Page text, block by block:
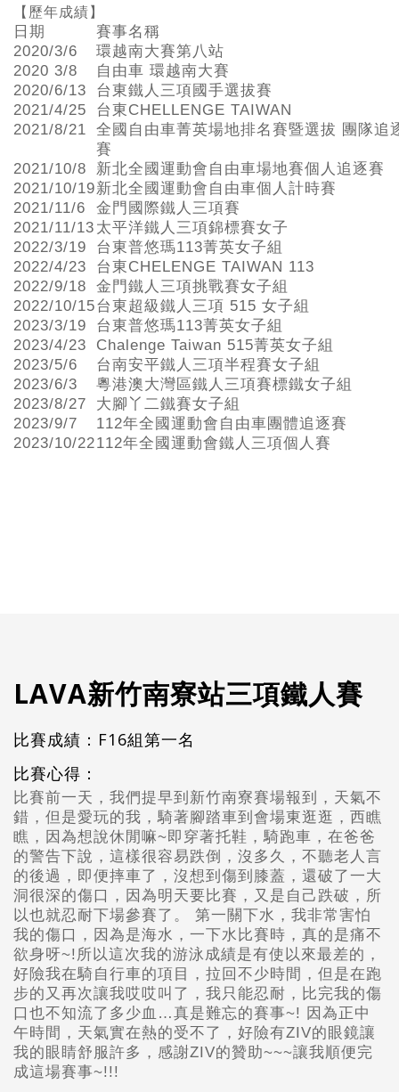
【歷年成績】
日期
賽事名稱
2020/3/6
環越南大賽第八站
2020 3/8
自由車 環越南大賽
2020/6/13
台東鐵人三項國手選拔賽
2021/4/25
台東CHELLENGE TAIWAN
2021/8/21
全國自由車菁英場地排名賽暨選拔 團隊追
賽
2021/10/8
新北全國運動會自由車場地賽個人追逐賽
2021/10/19新北全國運動會自由車個人計時賽
2021/11/6
金門國際鐵人三項賽
2021/11/13 太平洋鐵人三項錦標賽女子
2022/3/19
台東普悠瑪113菁英女子組
2022/4/23
台東CHELENGE TAIWAN 113
2022/9/18
金門鐵人三項挑戰賽女子組
2022/10/15台東超級鐵人三項 515 女子組
2023/3/19
台東普悠瑪113菁英女子組
2023/4/23
Chalenge Taiwan 515菁英女子組
2023/5/6
台南安平鐵人三項半程賽女子組
2023/6/3
粵港澳大灣區鐵人三項賽標鐵女子組
2023/8/27
大腳丫二鐵賽女子組
2023/9/7
112年全國運動會自由車團體追逐賽
2023/10/22112年全國運動會鐵人三項個人賽
LAVA新竹南寮站三項鐵人賽
比賽成績：F16組第一名
比賽心得：
比賽前一天，我們提早到新竹南寮賽場報到，天氣不
錯，但是愛玩的我，騎著腳踏車到會場東逛逛，西瞧
瞧，因為想說休閒嘛~即穿著托鞋，騎跑車，在爸爸
的警告下說，這樣很容易跌倒，沒多久，不聽老人言
的後過，即便摔車了，沒想到傷到膝蓋，還破了一大
洞很深的傷口，因為明天要比賽，又是自己跌破，所
以也就忍耐下場參賽了。 第一關下水，我非常害怕
我的傷口，因為是海水，一下水比賽時，真的是痛不
欲身呀~!所以這次我的游泳成績是有使以來最差的，
好險我在騎自行車的項目，拉回不少時間，但是在跑
步的又再次讓我哎哎叫了，我只能忍耐，比完我的傷
口也不知流了多少血…真是難忘的賽事~! 因為正中
午時間，天氣實在熱的受不了，好險有ZIV的眼鏡讓
我的眼睛舒服許多，感謝ZIV的贊助~~~讓我順便完
成這場賽事~!!!